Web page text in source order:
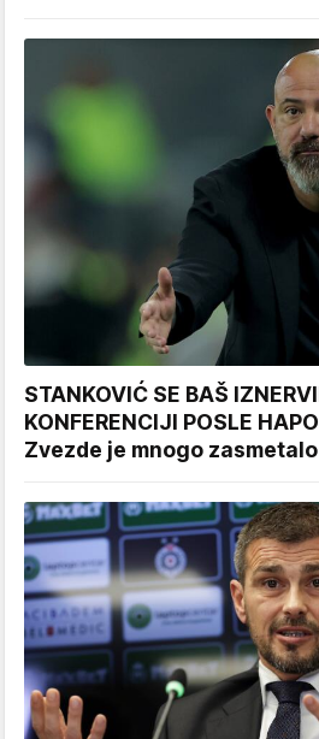
STANKOVIĆ SE BAŠ
KONFERENCIJI POSLE
Zvezde je mnogo